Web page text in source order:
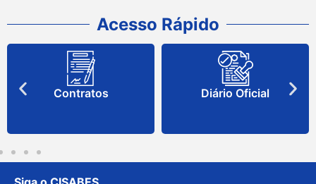
Acesso Rápido
Contratos Diário Oficial